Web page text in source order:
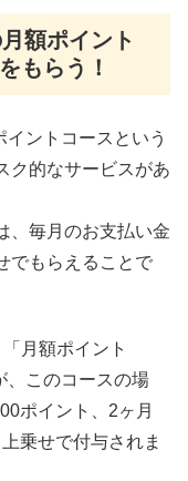
額ポイント
もらう！
ントコースという
ク的なサービスがあ
、毎月のお支払い金
でもらえることで
月額ポイント
、このコースの場
ポイント、2ヶ月
乗せで付与されま